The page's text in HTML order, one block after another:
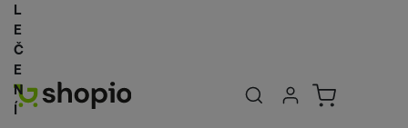
Uživatelská
Přihlásit se
Košík
L
E
Č
E
N
Í